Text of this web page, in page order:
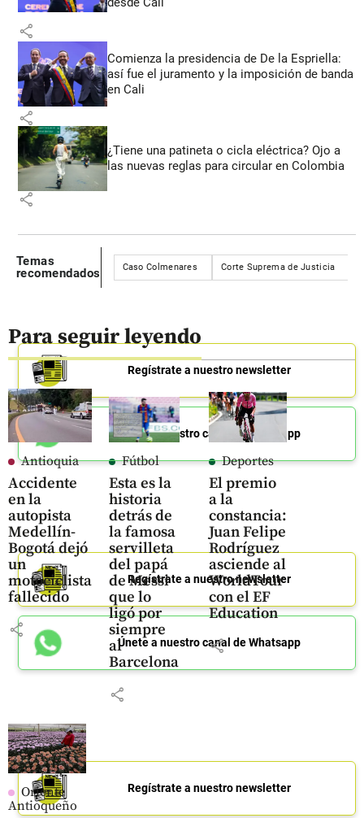
share
Comienza la presidencia de De la Espriella:
así fue el juramento y la imposición de banda
en Cali
share
¿Tiene una patineta o cicla eléctrica? Ojo a
las nuevas reglas para circular en Colombia
share
Temas
recomendados
Caso Colmenares Corte Suprema de Justicia
Para seguir leyendo
Antioquia
Accidente
en la
autopista
Medellín-
Bogotá dejó
un
motociclista
fallecido
share
Fútbol
Esta es la
historia
detrás de
la famosa
servilleta
del papá
de Messi
que lo
ligó por
siempre
al
Barcelona
share
Deportes
El premio
a la
constancia:
Juan Felipe
Rodríguez
asciende al
WorldTour
con el EF
Education
share
Oriente
Antioqueño
Regístrate a nuestro newsletter
Únete a nuestro canal de Whatsapp
Regístrate a nuestro newsletter
Únete a nuestro canal de Whatsapp
Regístrate a nuestro newsletter